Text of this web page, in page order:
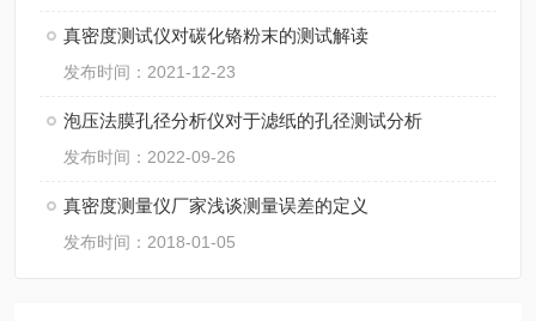
真密度测试仪对碳化铬粉末的测试解读
发布时间：2021-12-23
泡压法膜孔径分析仪对于滤纸的孔径测试分析
发布时间：2022-09-26
真密度测量仪厂家浅谈测量误差的定义
发布时间：2018-01-05